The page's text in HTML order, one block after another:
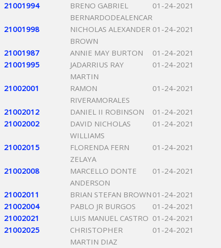
21001994
BRENO GABRIEL
BERNARDODEALENCAR
01-24-2021
21001998
NICHOLAS ALEXANDER
BROWN
01-24-2021
21001987 ANNIE MAY BURTON
01-24-2021
21001995
JADARRIUS RAY
MARTIN
01-24-2021
21002001
RAMON
RIVERAMORALES
01-24-2021
21002012 DANIEL II ROBINSON
01-24-2021
21002002
DAVID NICHOLAS
WILLIAMS
01-24-2021
21002015
FLORENDA FERN
ZELAYA
01-24-2021
21002008
MARCELLO DONTE
ANDERSON
01-24-2021
21002011 BRIAN STEFAN BROWN 01-24-2021
21002004
PABLO JR BURGOS
01-24-2021
21002021
LUIS MANUEL CASTRO 01-24-2021
21002025
CHRISTOPHER
MARTIN DIAZ
01-24-2021